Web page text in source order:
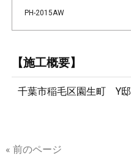
PH-2015AW
【施工概要】
千葉市稲毛区園生町 Y邸
« 前のページ